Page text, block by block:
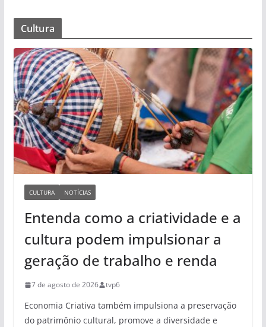
Cultura
CULTURA NOTÍCIAS
Entenda como a criatividade e a
cultura podem impulsionar a
geração de trabalho e renda
7 de agosto de 2026 tvp6
Economia Criativa também impulsiona a preservação
do patrimônio cultural, promove a diversidade e